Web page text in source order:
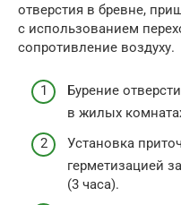
отверстия в бревне,
с использованием
сопротивление воздуху.
Бурение
в жилых
Установка
герметизацией
(3 часа).